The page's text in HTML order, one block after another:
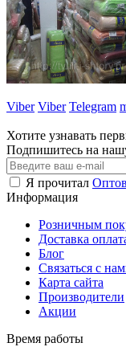
Viber Viber Telegram
Хотите узнавать
Подпишитесь на
Я прочитал
Информация
Розничным
Доставка
Блог
Связаться с
Карта сайта
Производители
Акции
Время работы